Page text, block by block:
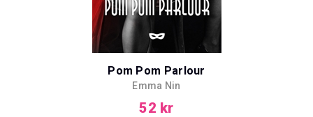
Pom Pom Parlour
Emma Nin
52 kr